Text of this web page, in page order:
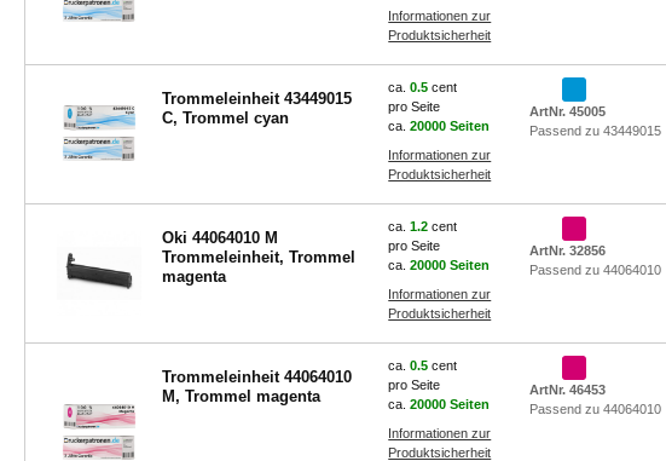
Informationen zur
Produktsicherheit
Trommeleinheit 43449015
C, Trommel cyan
ca.0.5cent
pro Seite
ca.20000 Seiten
Informationen zur
Produktsicherheit
ArtNr. 45005
Passend zu 43449015
Oki 44064010 M
Trommeleinheit, Trommel
magenta
ca.1.2cent
pro Seite
ca.20000 Seiten
Informationen zur
Produktsicherheit
ArtNr. 32856
Passend zu 44064010
Trommeleinheit 44064010
M, Trommel magenta
ca.0.5cent
pro Seite
ca.20000 Seiten
Informationen zur
Produktsicherheit
ArtNr. 46453
Passend zu 44064010